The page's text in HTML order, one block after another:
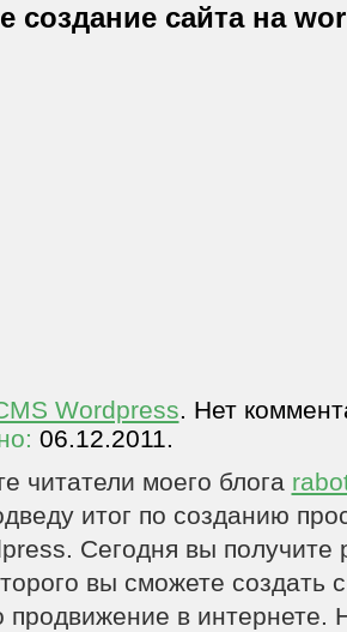
создание сайта на
Wordpress. Нет
06.12.2011.
читатели моего блога
итог по созданию
Сегодня вы получите
вы сможете создать
продвижение в интернете.